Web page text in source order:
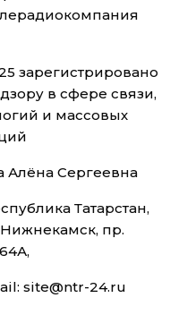
зарегистрировано
в сфере связи,
и массовых
Алёна Сергеевна
Татарстан,
пр.
site@ntr-24.ru